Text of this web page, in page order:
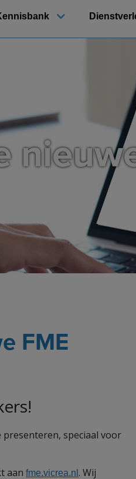
FME
speciaal voor
aan fme.vicrea.nl . Wij